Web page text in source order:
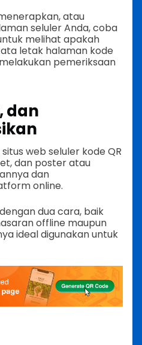
atau
seluler Anda, coba
melihat apakah
letak halaman kode
pemeriksaan
dan
web seluler kode QR
dan poster atau
dan
online.
dua cara, baik
offline maupun
ideal digunakan untuk